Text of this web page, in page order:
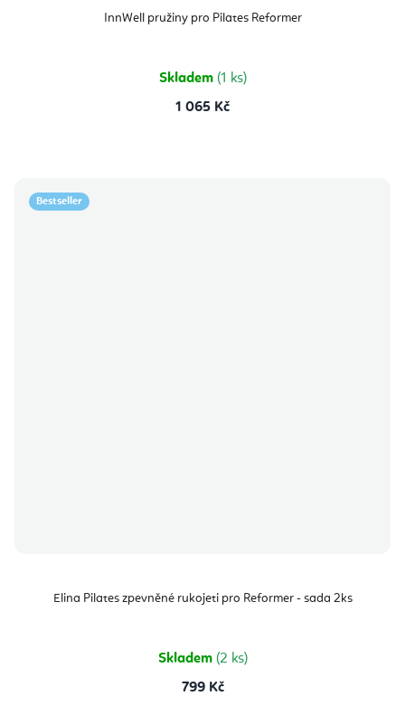
InnWell pružiny pro Pilates Reformer
Skladem (1 ks)
1 065 Kč
Bestseller
Elina Pilates zpevněné rukojeti pro Reformer - sada 2ks
Skladem (2 ks)
799 Kč